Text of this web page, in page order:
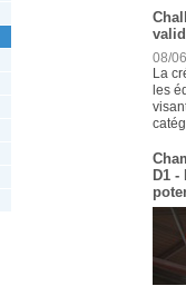
08/
La
les
D1 -